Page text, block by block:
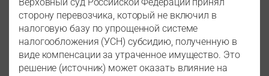
сторону перевозчика, который не включил в
налоговую базу по упрощенной системе
налогообложения (УСН) субсидию, полученную в
виде компенсации за утраченное имущество. Это
решение (источник) может оказать влияние на